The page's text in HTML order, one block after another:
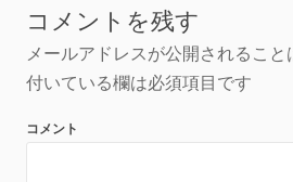
ナ
ビ
コメントを残す
メールアドレスが公開されること
付いている欄は必須項目です
コメント